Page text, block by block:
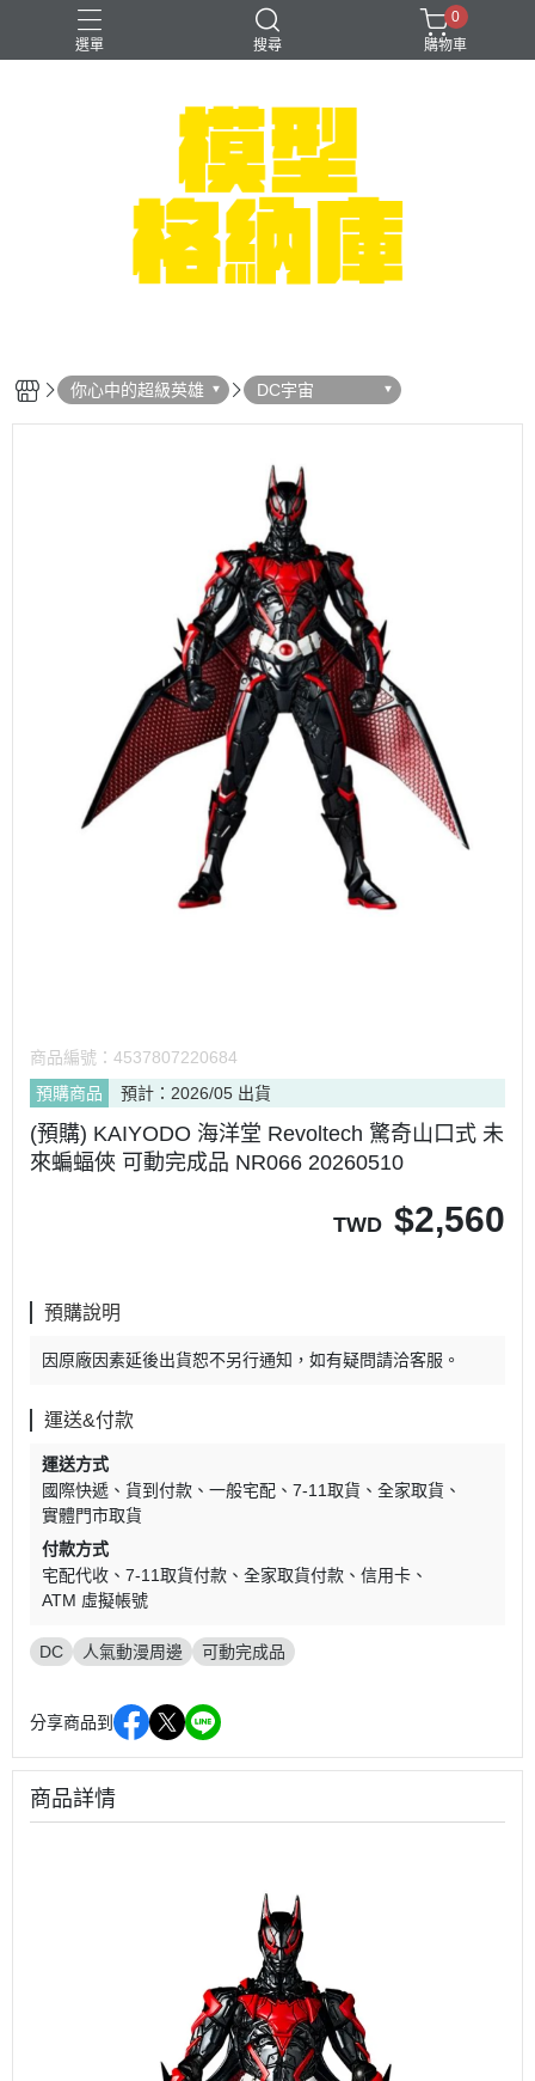
選單 搜尋
可以色色
崩壞：星穹鐵道
0
購物車
你心中的超級英雄 DC宇宙
商品編號： 4537807220684
預購商品
預計：2026/05 出貨
(預購) KAIYODO 海洋堂 Revoltech 驚奇山口式 未
來蝙蝠俠 可動完成品 NR066 20260510
TWD $2,560
預購說明
因原廠因素延後出貨恕不另行通知，如有疑問請洽客服。
運送&付款
運送方式
國際快遞
貨到付款 一般宅配 7-11取貨
全家取貨
實體門市取貨
付款方式
宅配代收
7-11取貨付款 全家取貨付款
信用卡
ATM 虛擬帳號
DC 人氣動漫周邊 可動完成品
分享商品到
商品詳情